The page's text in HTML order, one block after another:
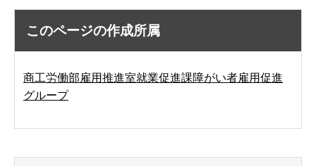
このページの作成所属
商工労働部雇用推進室就業促進課障がい者雇用促進
グループ